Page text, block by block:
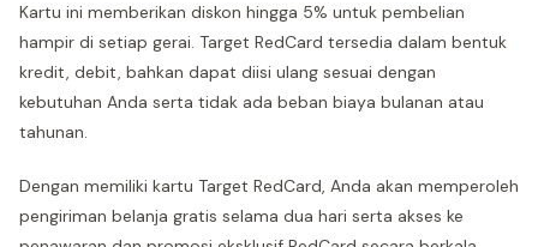
Kartu ini memberikan diskon hingga 5% untuk pembelian
hampir di setiap gerai. Target RedCard tersedia dalam bentuk
kredit, debit, bahkan dapat diisi ulang sesuai dengan
kebutuhan Anda serta tidak ada beban biaya bulanan atau
tahunan.
Dengan memiliki kartu Target RedCard, Anda akan memperoleh
pengiriman belanja gratis selama dua hari serta akses ke